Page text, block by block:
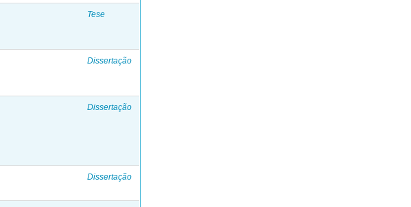
Tese
Dissertação
Dissertação
Dissertação